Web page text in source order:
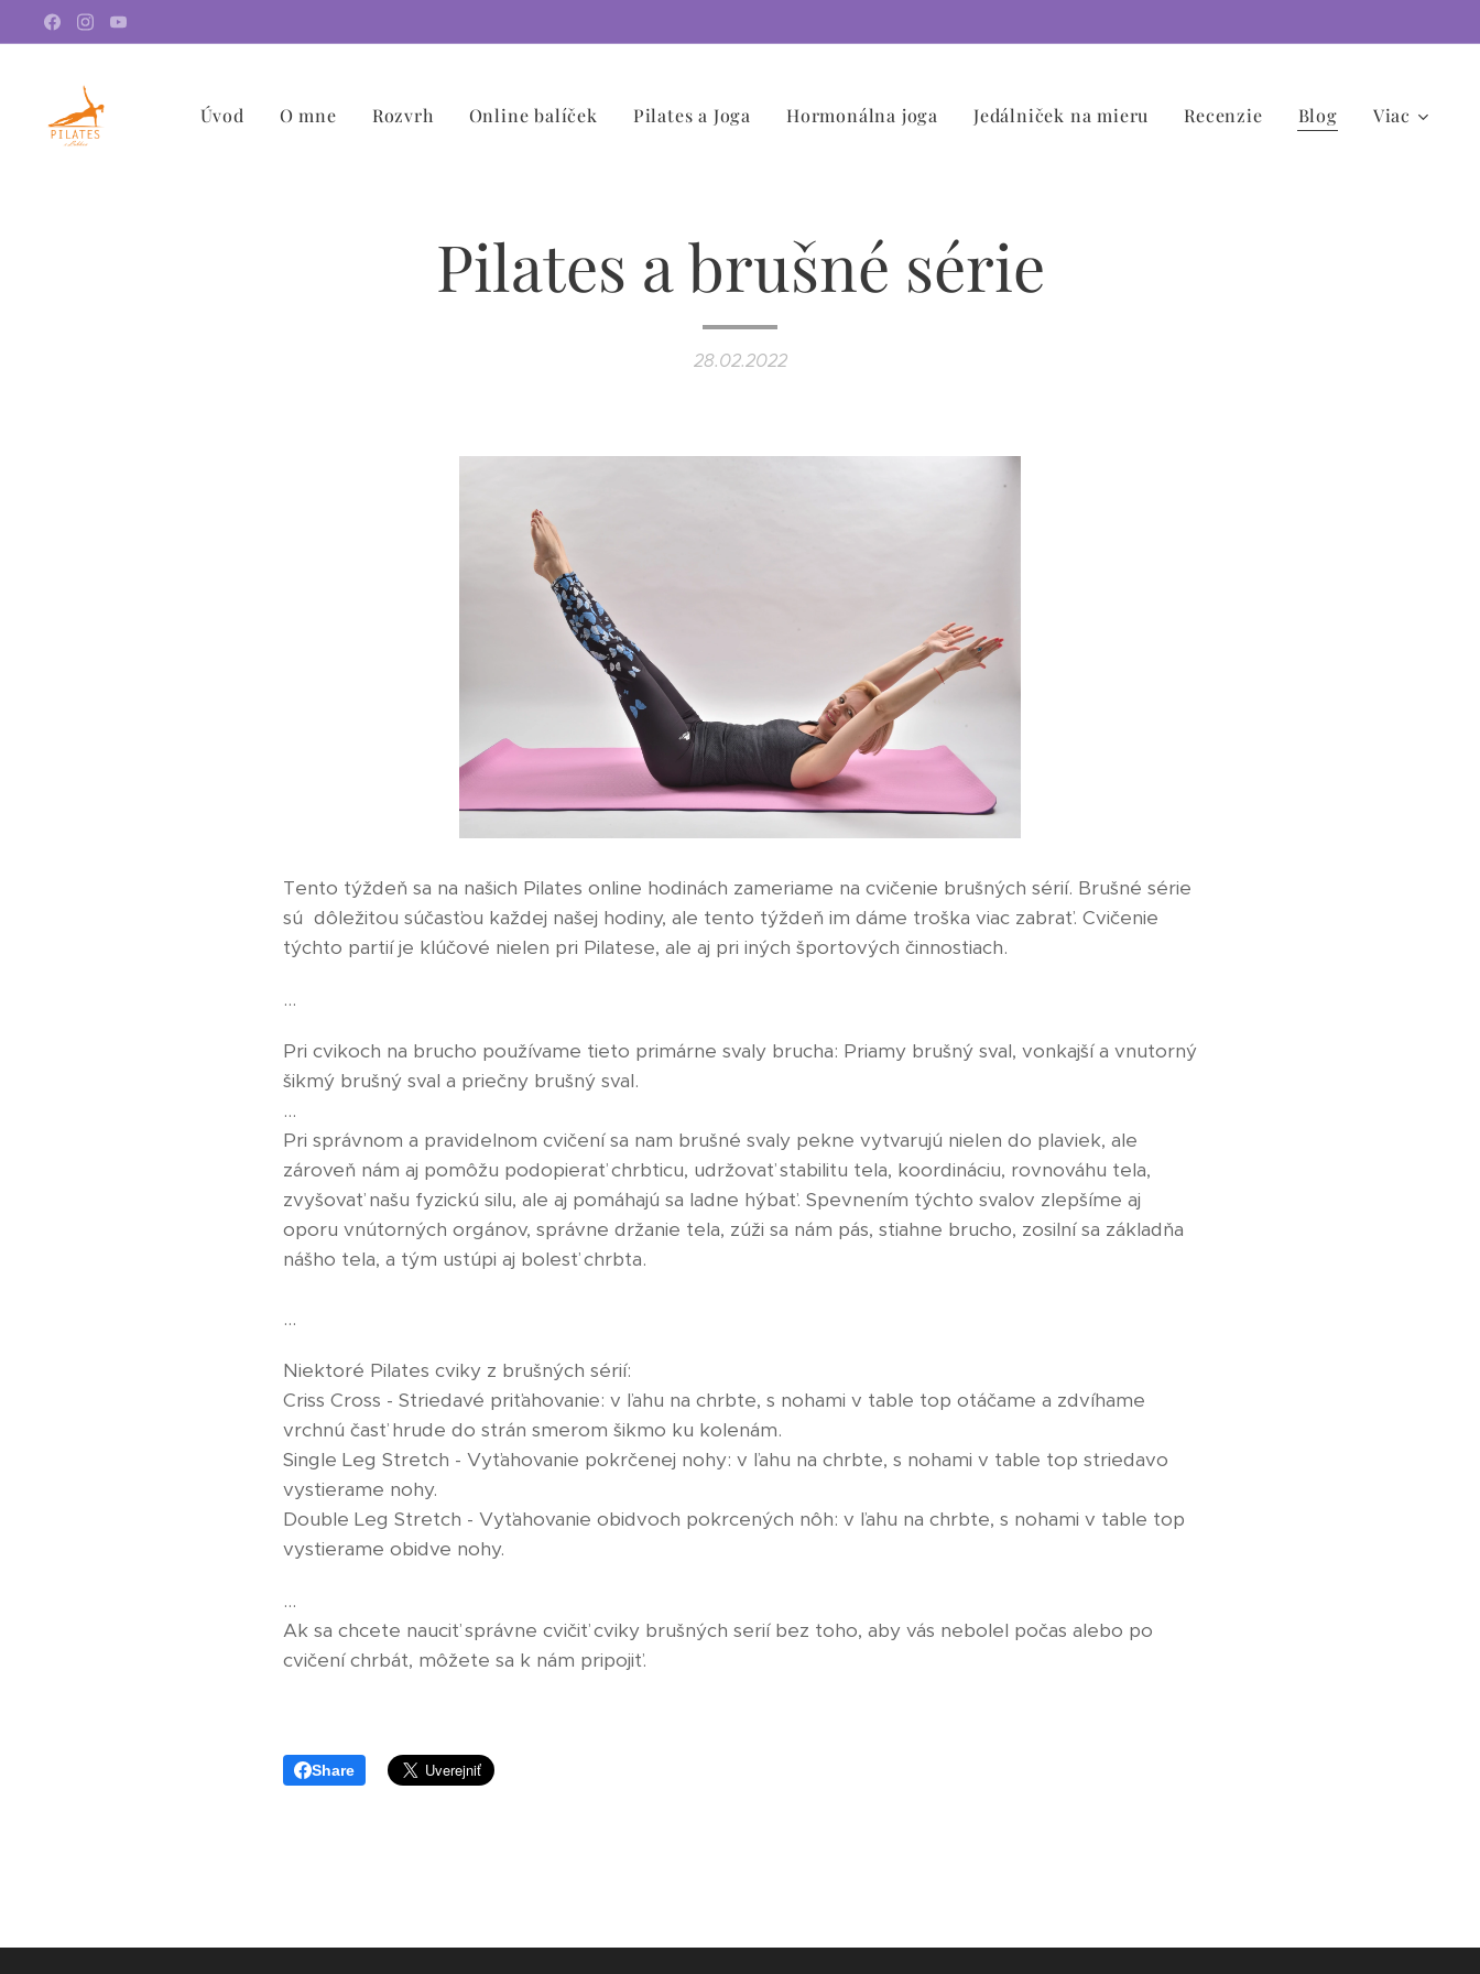
Úvod O mne Rozvrh Online balíček Pilates a Joga Hormonálna joga Jedálniček na mieru Recenzie Blog Viac
Pilates a brušné série
28.02.2022
Tento týždeň sa na našich Pilates online hodinách zameriame na cvičenie brušných sérií. Brušné série
sú dôležitou súčasťou každej našej hodiny, ale tento týždeň im dáme troška viac zabrať. Cvičenie
týchto partií je klúčové nielen pri Pilatese, ale aj pri iných športových činnostiach.
...
Pri cvikoch na brucho používame tieto primárne svaly brucha: Priamy brušný sval, vonkajší a vnutorný
šikmý brušný sval a priečny brušný sval.
...
Pri správnom a pravidelnom cvičení sa nam brušné svaly pekne vytvarujú nielen do plaviek, ale
zároveň nám aj pomôžu podopierať chrbticu, udržovať stabilitu tela, koordináciu, rovnováhu tela,
zvyšovať našu fyzickú silu, ale aj pomáhajú sa ladne hýbať. Spevnením týchto svalov zlepšíme aj
oporu vnútorných orgánov, správne držanie tela, zúži sa nám pás, stiahne brucho, zosilní sa základňa
nášho tela, a tým ustúpi aj bolesť chrbta.
...
Niektoré Pilates cviky z brušných sérií:
Criss Cross - Striedavé priťahovanie: v ľahu na chrbte, s nohami v table top otáčame a zdvíhame
vrchnú časť hrude do strán smerom šikmo ku kolenám.
Single Leg Stretch - Vyťahovanie pokrčenej nohy: v ľahu na chrbte, s nohami v table top striedavo
vystierame nohy.
Double Leg Stretch - Vyťahovanie obidvoch pokrcených nôh: v ľahu na chrbte, s nohami v table top
vystierame obidve nohy.
...
Ak sa chcete nauciť správne cvičiť cviky brušných serií bez toho, aby vás nebolel počas alebo po
cvičení chrbát, môžete sa k nám pripojiť.
Share